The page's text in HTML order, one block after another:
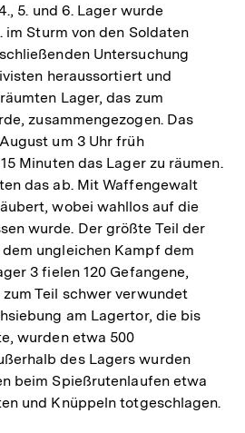
5. und 6. Lager wurde
im Sturm von den Soldaten
Untersuchung
heraussortiert und
Lager, das zum
zusammengezogen. Das
um 3 Uhr früh
Minuten das Lager zu räumen.
das ab. Mit Waffengewalt
wobei wahllos auf die
wurde. Der größte Teil der
ungleichen Kampf dem
3 fielen 120 Gefangene,
Teil schwer verwundet
am Lagertor, die bis
wurden etwa 500
des Lagers wurden
beim Spießrutenlaufen etwa
und Knüppeln totgeschlagen.